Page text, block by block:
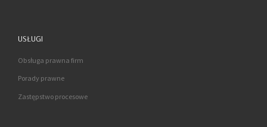
USŁUGI
Obsługa prawna firm
Porady prawne
Zastępstwo procesowe